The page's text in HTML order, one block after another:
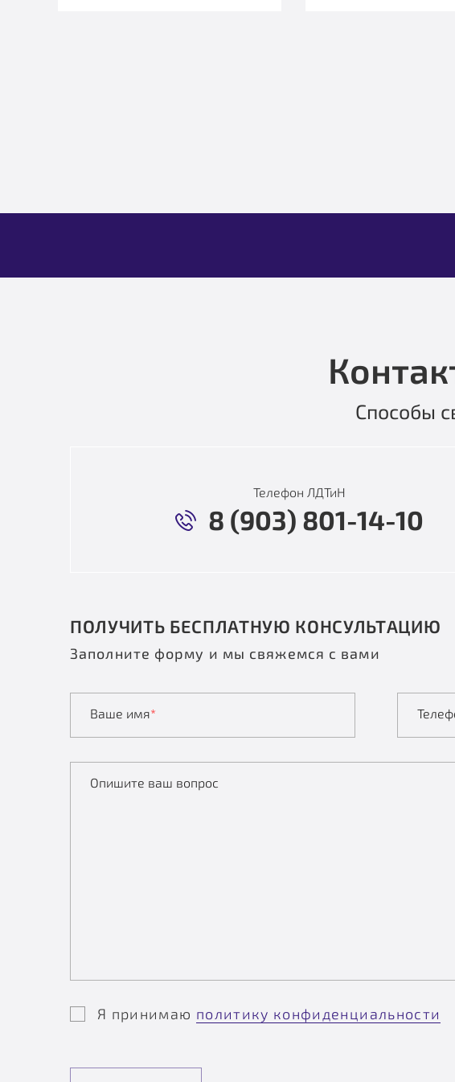
Способы
Телефон ЛДТиН
8 (903) 801-14-10
ПОЛУЧИТЬ БЕСПЛАТНУЮ КОНСУЛЬТАЦИЮ
Заполните форму и мы свяжемся с вами
Ваше имя*
Опишите ваш вопрос
Я принимаю политику конфиденциальности